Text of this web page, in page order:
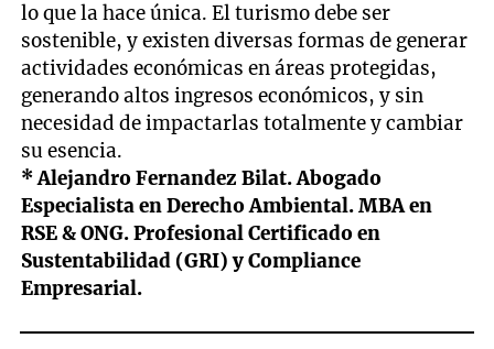
lo que la hace única. El turismo debe ser
sostenible, y existen diversas formas de generar
actividades económicas en áreas protegidas,
generando altos ingresos económicos, y sin
necesidad de impactarlas totalmente y cambiar
su esencia.
* Alejandro Fernandez Bilat. Abogado
Especialista en Derecho Ambiental. MBA en
RSE & ONG. Profesional Certificado en
Sustentabilidad (GRI) y Compliance
Empresarial.